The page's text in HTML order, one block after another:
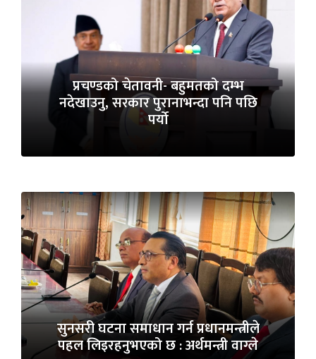
प्रचण्डको चेतावनी- बहुमतको दम्भ
नदेखाउनु, सरकार पुरानाभन्दा पनि पछि
पर्यो
सुनसरी घटना समाधान गर्न प्रधानमन्त्रीले
पहल लिइरहनुभएको छ : अर्थमन्त्री वाग्ले